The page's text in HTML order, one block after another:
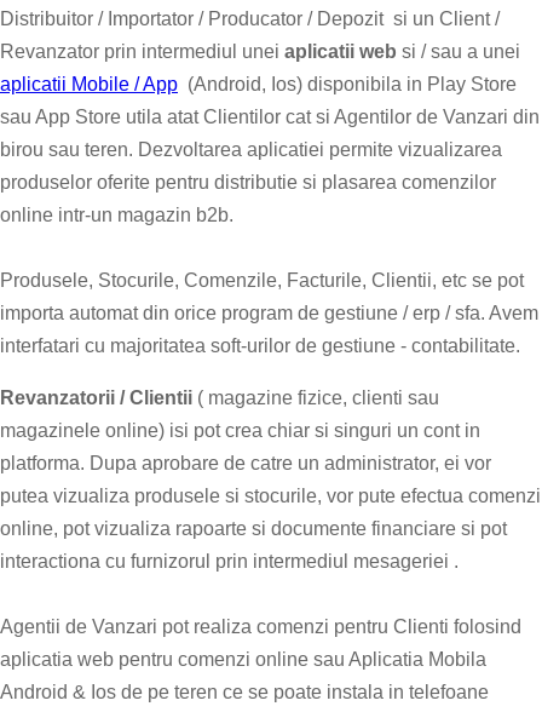
Distribuitor / Importator / Producator / Depozit si un Client /
Revanzator prin intermediul unei aplicatii web si / sau a unei
aplicatii Mobile / App (Android, Ios) disponibila in Play Store
sau App Store utila atat Clientilor cat si Agentilor de Vanzari din
birou sau teren. Dezvoltarea aplicatiei permite vizualizarea
produselor oferite pentru distributie si plasarea comenzilor
online intr-un magazin b2b.
Produsele, Stocurile, Comenzile, Facturile, Clientii, etc se pot
importa automat din orice program de gestiune / erp / sfa. Avem
interfatari cu majoritatea soft-urilor de gestiune - contabilitate.
Revanzatorii / Clientii ( magazine fizice, clienti sau
magazinele online) isi pot crea chiar si singuri un cont in
platforma. Dupa aprobare de catre un administrator, ei vor
putea vizualiza produsele si stocurile, vor pute efectua comenzi
online, pot vizualiza rapoarte si documente financiare si pot
interactiona cu furnizorul prin intermediul mesageriei .
Agentii de Vanzari pot realiza comenzi pentru Clienti folosind
aplicatia web pentru comenzi online sau Aplicatia Mobila
Android & Ios de pe teren ce se poate instala in telefoane